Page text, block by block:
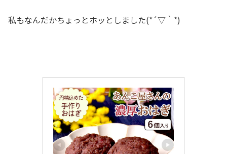
私もなんだかちょっとホッとしました(*´▽｀*)